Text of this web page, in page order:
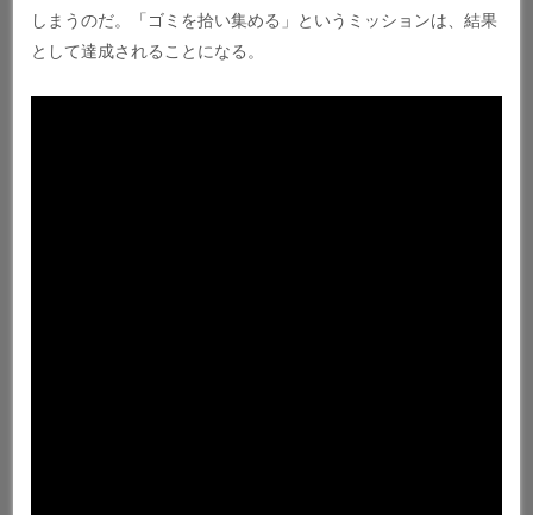
しまうのだ。「ゴミを拾い集める」というミッションは、結果
として達成されることになる。